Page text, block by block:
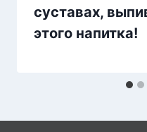
суставах,
этого напитка!